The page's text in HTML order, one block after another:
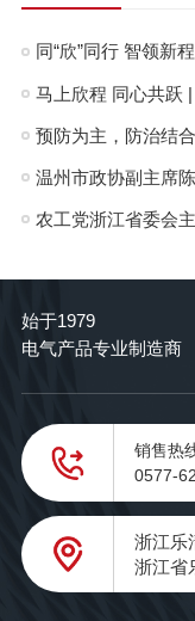
始于1979
电气产品专业制造商
销售热
0577-
浙江乐
浙江省